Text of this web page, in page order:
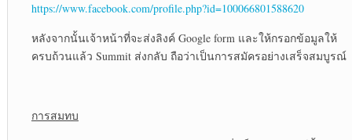
https://www.facebook.com/profile.php?id=100066801588620
หลังจากนั้นเจ้าหน้าที่จะส่งลิงค์ Google form และให้กรอกข้อมูลให้
ครบถ้วนแล้ว Summit ส่งกลับ ถือว่าเป็นการสมัครอย่างเสร็จสมบูรณ์
การสมทบ